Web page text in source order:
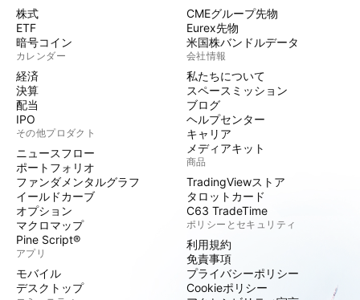
株式
ETF
暗号コイン
カレンダー
経済
決算
配当
IPO
その他プロダクト
ニュースフロー
ポートフォリオ
ファンダメンタルグラフ
イールドカーブ
オプション
マクロマップ
Pine Script®
アプリ
モバイル
デスクトップ
CMEグループ先物
Eurex先物
米国株バンドルデータ
会社情報
私たちについて
スペースミッション
ブログ
ヘルプセンター
キャリア
メディアキット
商品
TradingViewストア
タロットカード
C63 TradeTime
ポリシーとセキュリティ
利用規約
免責事項
プライバシーポリシー
Cookieポリシー